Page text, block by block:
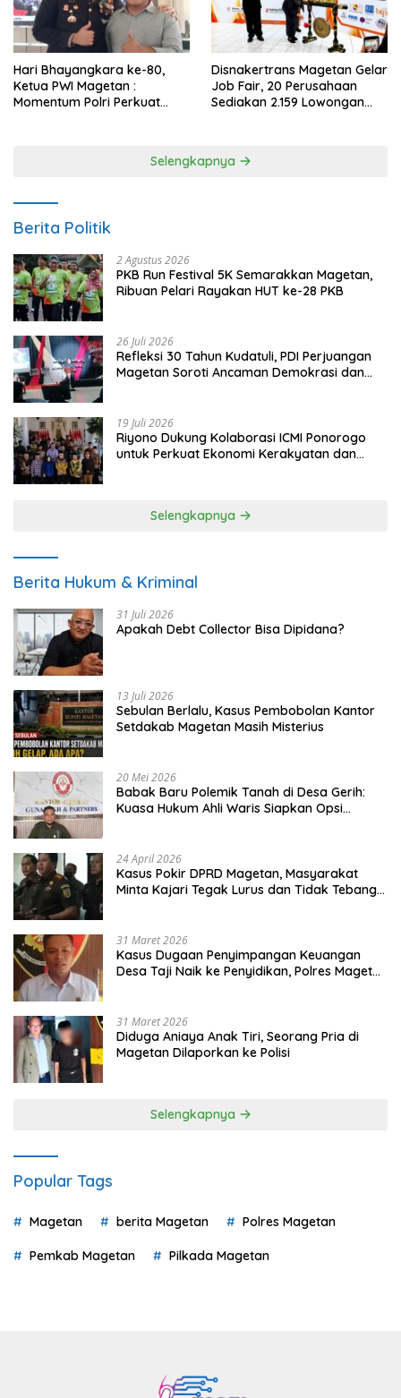
Hari Bhayangkara ke-80,
Ketua PWI Magetan :
Momentum Polri Perkuat
Disnakertrans Magetan Gelar
Job Fair, 20 Perusahaan
Sediakan 2.159 Lowongan
Selengkapnya
Berita Politik
2 Agustus 2026
PKB Run Festival 5K Semarakkan Magetan,
Ribuan Pelari Rayakan HUT ke-28 PKB
26 Juli 2026
Refleksi 30 Tahun Kudatuli, PDI Perjuangan
Magetan Soroti Ancaman Demokrasi dan
19 Juli 2026
Riyono Dukung Kolaborasi ICMI Ponorogo
untuk Perkuat Ekonomi Kerakyatan dan
Selengkapnya
Berita Hukum & Kriminal
31 Juli 2026
Apakah Debt Collector Bisa Dipidana?
13 Juli 2026
Sebulan Berlalu, Kasus Pembobolan Kantor
Setdakab Magetan Masih Misterius
20 Mei 2026
Babak Baru Polemik Tanah di Desa Gerih:
Kuasa Hukum Ahli Waris Siapkan Opsi
24 April 2026
Kasus Pokir DPRD Magetan, Masyarakat
Minta Kajari Tegak Lurus dan Tidak Tebang
31 Maret 2026
Kasus Dugaan Penyimpangan Keuangan
Desa Taji Naik ke Penyidikan, Polres Magetan
31 Maret 2026
Diduga Aniaya Anak Tiri, Seorang Pria di
Magetan Dilaporkan ke Polisi
Selengkapnya
Popular Tags
Magetan berita Magetan Polres Magetan
Pemkab Magetan Pilkada Magetan